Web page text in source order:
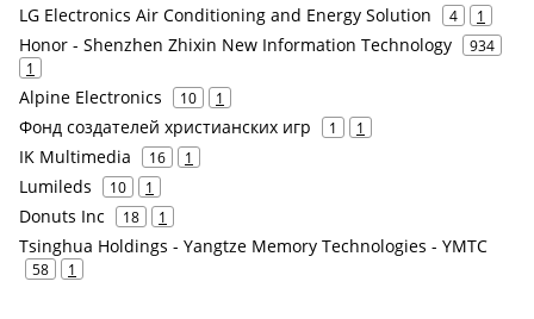
LG Electronics Air Conditioning and Energy Solution 4 1
Honor - Shenzhen Zhixin New Information Technology
934
1
Alpine Electronics 10 1
Фонд создателей христианских игр 1 1
IK Multimedia 16 1
Lumileds 10 1
Donuts Inc 18 1
Tsinghua Holdings - Yangtze Memory Technologies - YMTC
58 1